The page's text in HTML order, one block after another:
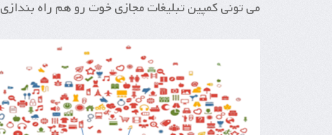
می تونی کمپین تبلیغات مجازی خوت رو هم راه بندازی